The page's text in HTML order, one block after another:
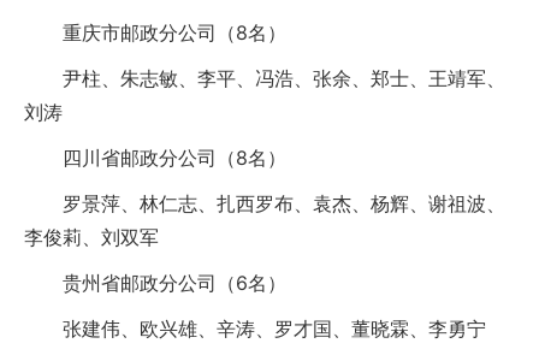
重庆市邮政分公司（8名）
尹柱、朱志敏、李平、冯浩、张余、郑士、王靖军、
刘涛
四川省邮政分公司（8名）
罗景萍、林仁志、扎西罗布、袁杰、杨辉、谢祖波、
李俊莉、刘双军
贵州省邮政分公司（6名）
张建伟、欧兴雄、辛涛、罗才国、董晓霖、李勇宁